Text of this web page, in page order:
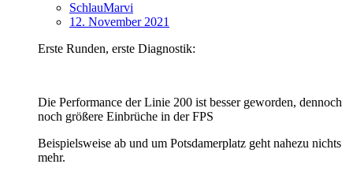
SchlauMarvi
12. November 2021
Erste Runden, erste Diagnostik:
Die Performance der Linie 200 ist besser geworden, dennoch
noch größere Einbrüche in der FPS
Beispielsweise ab und um Potsdamerplatz geht nahezu nichts
mehr.